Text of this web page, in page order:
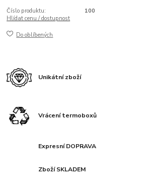
Číslo produktu:
100
Hlídat cenu / dostupnost
Do oblíbených
Unikátní zboží
Vrácení termoboxů
Expresní DOPRAVA
Zboží SKLADEM